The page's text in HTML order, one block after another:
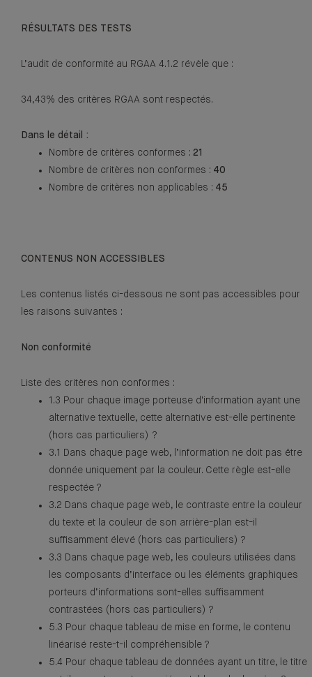
RÉSULTATS DES TESTS
L’audit de conformité au RGAA 4.1.2 révèle que :
34,43% des critères RGAA sont respectés.
Dans le détail :
Nombre de critères conformes : 21
Nombre de critères non conformes : 40
Nombre de critères non applicables : 45
CONTENUS NON ACCESSIBLES
Les contenus listés ci-dessous ne sont pas accessibles pour
les raisons suivantes :
Non conformité
Liste des critères non conformes :
1.3 Pour chaque image porteuse d'information ayant une
alternative textuelle, cette alternative est-elle pertinente
(hors cas particuliers) ?
3.1 Dans chaque page web, l’information ne doit pas être
donnée uniquement par la couleur. Cette règle est-elle
respectée ?
3.2 Dans chaque page web, le contraste entre la couleur
du texte et la couleur de son arrière-plan est-il
suffisamment élevé (hors cas particuliers) ?
3.3 Dans chaque page web, les couleurs utilisées dans
les composants d’interface ou les éléments graphiques
porteurs d’informations sont-elles suffisamment
contrastées (hors cas particuliers) ?
5.3 Pour chaque tableau de mise en forme, le contenu
linéarisé reste-t-il compréhensible ?
5.4 Pour chaque tableau de données ayant un titre, le titre